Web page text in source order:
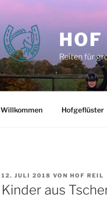
Reiten für
Willkommen Hofgeflüster
VERÖFFENTLICHT
AM
12. JULI 2018 VON HOF REIL
Kinder aus